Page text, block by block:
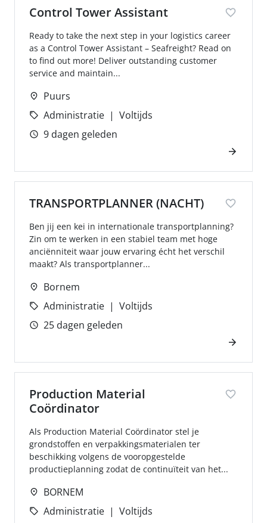
Control Tower Assistant
Ready to take the next step in your logistics career
as a Control Tower Assistant – Seafreight? Read on
to find out more! Deliver outstanding customer
service and maintain...
Puurs
Administratie
Voltijds
9 dagen geleden
TRANSPORTPLANNER (NACHT)
Ben jij een kei in internationale transportplanning?
Zin om te werken in een stabiel team met hoge
anciënniteit waar jouw ervaring écht het verschil
maakt? Als transportplanner...
Bornem
Administratie
Voltijds
25 dagen geleden
Production Material
Coördinator
Als Production Material Coördinator stel je
grondstoffen en verpakkingsmaterialen ter
beschikking volgens de vooropgestelde
productieplanning zodat de continuïteit van het...
BORNEM
Administratie
Voltijds